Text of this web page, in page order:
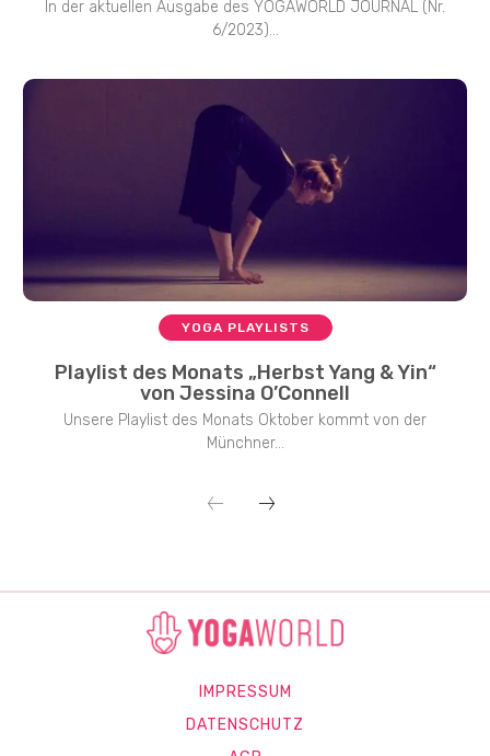
In der aktuellen Ausgabe des YOGAWORLD JOURNAL (Nr.
6/2023)...
YOGA PLAYLISTS
Playlist des Monats „Herbst Yang & Yin“
von Jessina O’Connell
Unsere Playlist des Monats Oktober kommt von der
Münchner...
IMPRESSUM
DATENSCHUTZ